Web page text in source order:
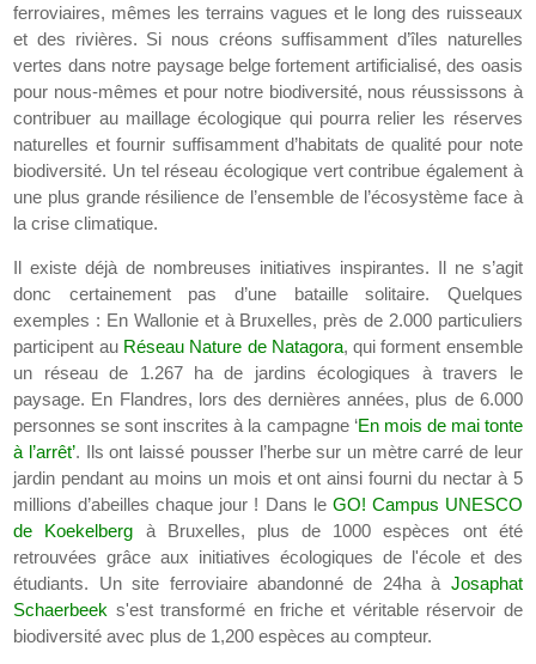
ferroviaires, mêmes les terrains vagues et le long des ruisseaux
et des rivières. Si nous créons suffisamment d’îles naturelles
vertes dans notre paysage belge fortement artificialisé, des oasis
pour nous-mêmes et pour notre biodiversité, nous réussissons à
contribuer au maillage écologique qui pourra relier les réserves
naturelles et fournir suffisamment d’habitats de qualité pour note
biodiversité. Un tel réseau écologique vert contribue également à
une plus grande résilience de l’ensemble de l’écosystème face à
la crise climatique.
Il existe déjà de nombreuses initiatives inspirantes. Il ne s’agit
donc certainement pas d’une bataille solitaire. Quelques
exemples : En Wallonie et à Bruxelles, près de 2.000 particuliers
participent au Réseau Nature de Natagora, qui forment ensemble
un réseau de 1.267 ha de jardins écologiques à travers le
paysage. En Flandres, lors des dernières années, plus de 6.000
personnes se sont inscrites à la campagne ‘En mois de mai tonte
à l’arrêt’. Ils ont laissé pousser l’herbe sur un mètre carré de leur
jardin pendant au moins un mois et ont ainsi fourni du nectar à 5
millions d’abeilles chaque jour ! Dans le GO! Campus UNESCO
de Koekelberg à Bruxelles, plus de 1000 espèces ont été
retrouvées grâce aux initiatives écologiques de l'école et des
étudiants. Un site ferroviaire abandonné de 24ha à Josaphat
Schaerbeek s'est transformé en friche et véritable réservoir de
biodiversité avec plus de 1,200 espèces au compteur.